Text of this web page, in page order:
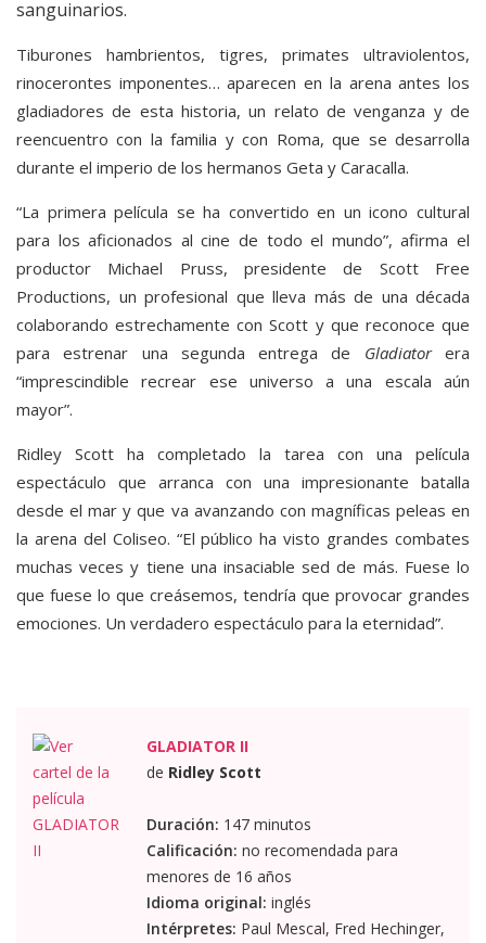
sanguinarios.
Tiburones hambrientos, tigres, primates ultraviolentos,
rinocerontes imponentes… aparecen en la arena antes los
gladiadores de esta historia, un relato de venganza y de
reencuentro con la familia y con Roma, que se desarrolla
durante el imperio de los hermanos Geta y Caracalla.
“La primera película se ha convertido en un icono cultural
para los aficionados al cine de todo el mundo”, afirma el
productor Michael Pruss, presidente de Scott Free
Productions, un profesional que lleva más de una década
colaborando estrechamente con Scott y que reconoce que
para estrenar una segunda entrega de Gladiatorera
“imprescindible recrear ese universo a una escala aún
mayor”.
Ridley Scott ha completado la tarea con una película
espectáculo que arranca con una impresionante batalla
desde el mar y que va avanzando con magníficas peleas en
la arena del Coliseo. “El público ha visto grandes combates
muchas veces y tiene una insaciable sed de más. Fuese lo
que fuese lo que creásemos, tendría que provocar grandes
emociones. Un verdadero espectáculo para la eternidad”.
GLADIATOR II
de Ridley Scott
Duración: 147 minutos
Calificación: no recomendada para
menores de 16 años
Idioma original: inglés
Intérpretes: Paul Mescal, Fred Hechinger,